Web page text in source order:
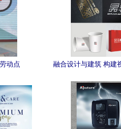
动点
融合设计与建筑 构建